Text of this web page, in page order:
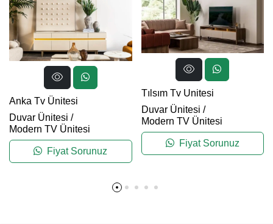
Anka Tv Ünitesi
Duvar Ünitesi /
Modern TV Ünitesi
Fiyat Sorunuz
Tılsım Tv Unitesi
Duvar Ünitesi /
Modern TV Ünitesi
Fiyat Sorunuz